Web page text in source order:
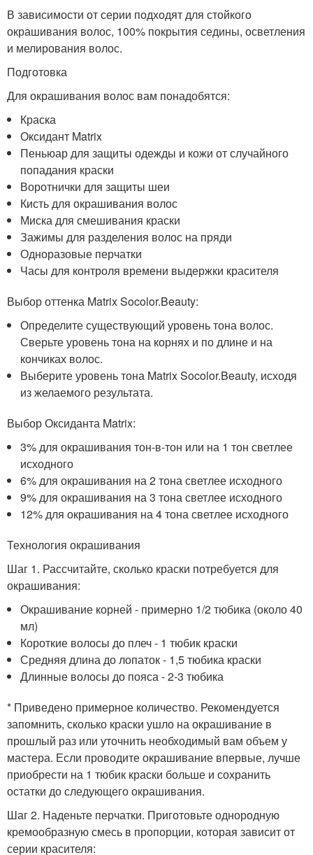
В зависимости от серии подходят для стойкого
окрашивания волос, 100% покрытия седины, осветления
и мелирования волос.
Подготовка
Для окрашивания волос вам понадобятся:
Краска
Оксидант Matrix
Пеньюар для защиты одежды и кожи от случайного
попадания краски
Воротнички для защиты шеи
Кисть для окрашивания волос
Миска для смешивания краски
Зажимы для разделения волос на пряди
Одноразовые перчатки
Часы для контроля времени выдержки красителя
Выбор оттенка Matrix Socolor.Beauty:
Определите существующий уровень тона волос.
Сверьте уровень тона на корнях и по длине и на
кончиках волос.
Выберите уровень тона Matrix Socolor.Beauty, исходя
из желаемого результата.
Выбор Оксиданта Matrix:
3% для окрашивания тон-в-тон или на 1 тон светлее
исходного
6% для окрашивания на 2 тона светлее исходного
9% для окрашивания на 3 тона светлее исходного
12% для окрашивания на 4 тона светлее исходного
Технология окрашивания
Шаг 1. Рассчитайте, сколько краски потребуется для
окрашивания:
Окрашивание корней - примерно 1/2 тюбика (около 40
мл)
Короткие волосы до плеч - 1 тюбик краски
Средняя длина до лопаток - 1,5 тюбика краски
Длинные волосы до пояса - 2-3 тюбика
* Приведено примерное количество. Рекомендуется
запомнить, сколько краски ушло на окрашивание в
прошлый раз или уточнить необходимый вам объем у
мастера. Если проводите окрашивание впервые, лучше
приобрести на 1 тюбик краски больше и сохранить
остатки до следующего окрашивания.
Шаг 2. Наденьте перчатки. Приготовьте однородную
кремообразную смесь в пропорции, которая зависит от
серии красителя: